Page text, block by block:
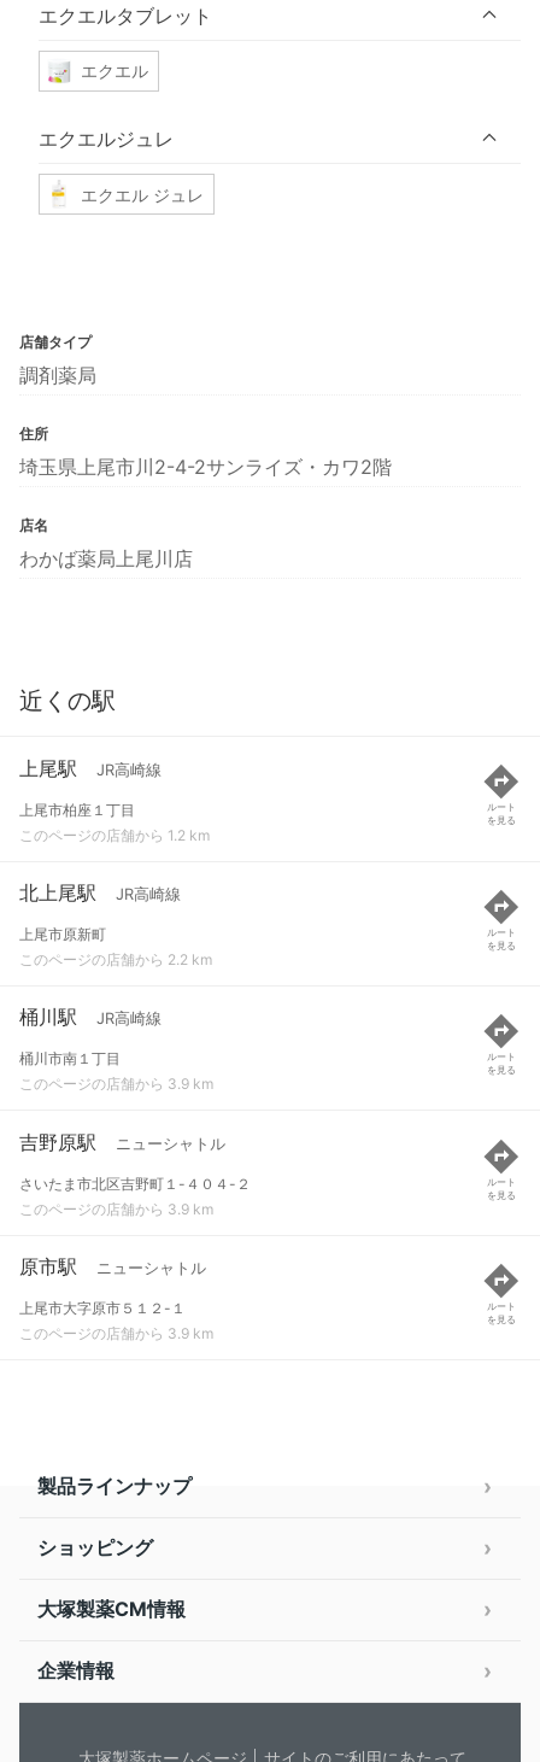
エクエルタブレット
エクエル
エクエルジュレ
エクエル ジュレ
店舗タイプ
調剤薬局
住所
埼玉県上尾市川2-4-2サンライズ・カワ2階
店名
わかば薬局上尾川店
近くの駅
上尾駅 JR高崎線
上尾市柏座１丁目
このページの店舗から 1.2 km
ルート
を見る
北上尾駅 JR高崎線
上尾市原新町
このページの店舗から 2.2 km
ルート
を見る
桶川駅 JR高崎線
桶川市南１丁目
このページの店舗から 3.9 km
ルート
を見る
吉野原駅 ニューシャトル
さいたま市北区吉野町１-４０４-２
このページの店舗から 3.9 km
ルート
を見る
原市駅 ニューシャトル
上尾市大字原市５１２-１
このページの店舗から 3.9 km
ルート
を見る
製品ラインナップ
ショッピング
大塚製薬CM情報
企業情報